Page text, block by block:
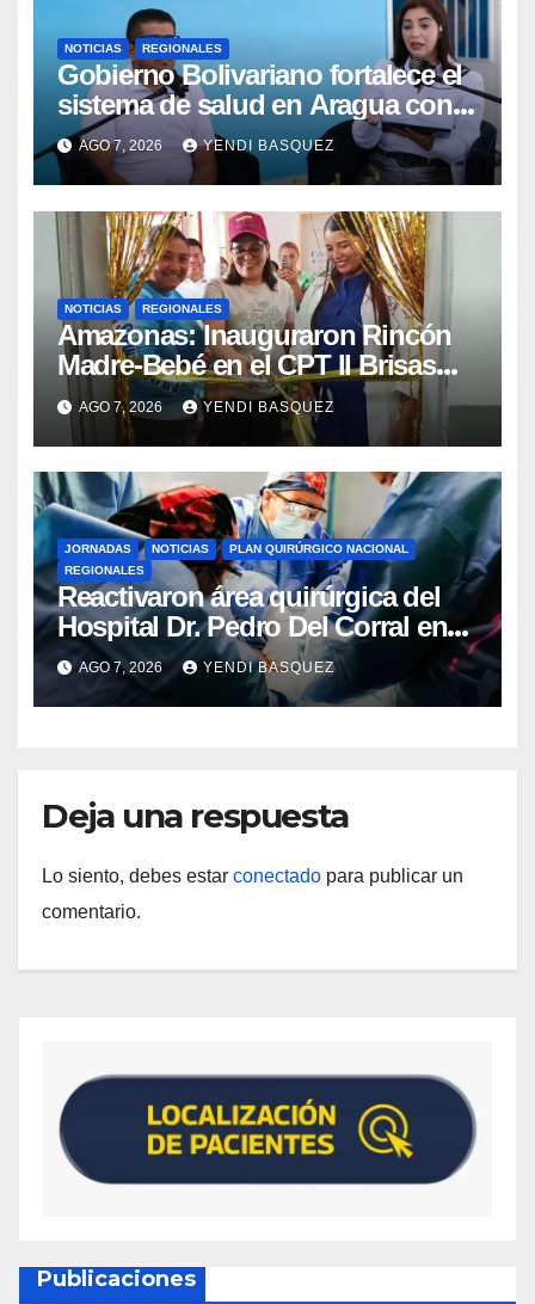
NOTICIAS REGIONALES
Gobierno Bolivariano fortalece el
sistema de salud en Aragua con
la reinauguración del CDI La Mora
AGO 7, 2026 YENDI BASQUEZ
NOTICIAS REGIONALES
​Amazonas: Inauguraron Rincón
Madre-Bebé en el CPT II Brisas
del Aeropuerto ​Inauguraron
Rincón
AGO 7, 2026 YENDI BASQUEZ
JORNADAS NOTICIAS
PLAN QUIRÚRGICO NACIONAL
REGIONALES
Reactivaron área quirúrgica del
Hospital Dr. Pedro Del Corral en
Guárico
AGO 7, 2026 YENDI BASQUEZ
Deja una respuesta
Lo siento, debes estar conectado para publicar un
comentario.
Publicaciones